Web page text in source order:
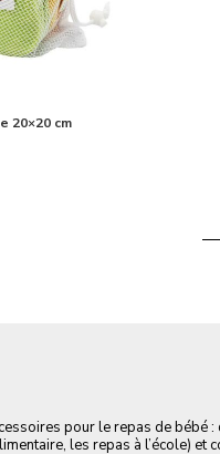
20×20 cm
pour le repas de bébé
les repas à l’école) et